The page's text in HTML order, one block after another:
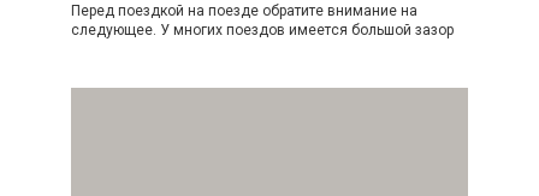
Перед поездкой на поезде обратите внимание на
следующее. У многих поездов имеется большой зазор